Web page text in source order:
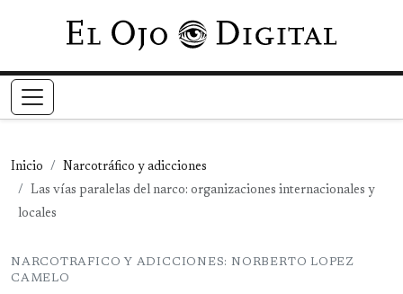
Pasar al contenido principal
Inicio
Narcotráfico y adicciones
Las vías paralelas del narco: organizaciones internacionales y
locales
NARCOTRAFICO Y ADICCIONES: NORBERTO LOPEZ
CAMELO